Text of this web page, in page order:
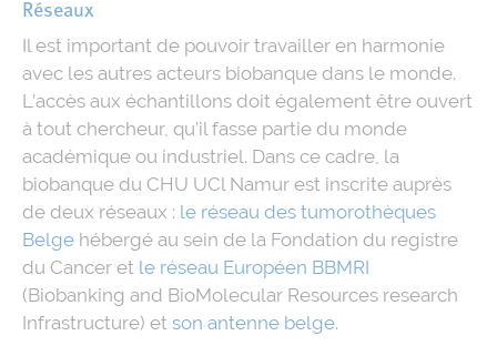
Réseaux
Il est important de pouvoir travailler en harmonie
avec les autres acteurs biobanque dans le monde.
L’accès aux échantillons doit également être ouvert
à tout chercheur, qu’il fasse partie du monde
académique ou industriel. Dans ce cadre, la
biobanque du CHU UCl Namur est inscrite auprès
de deux réseaux : le réseau des tumorothèques
Belge hébergé au sein de la Fondation du registre
du Cancer et le réseau Européen BBMRI
(Biobanking and BioMolecular Resources research
Infrastructure) et son antenne belge.